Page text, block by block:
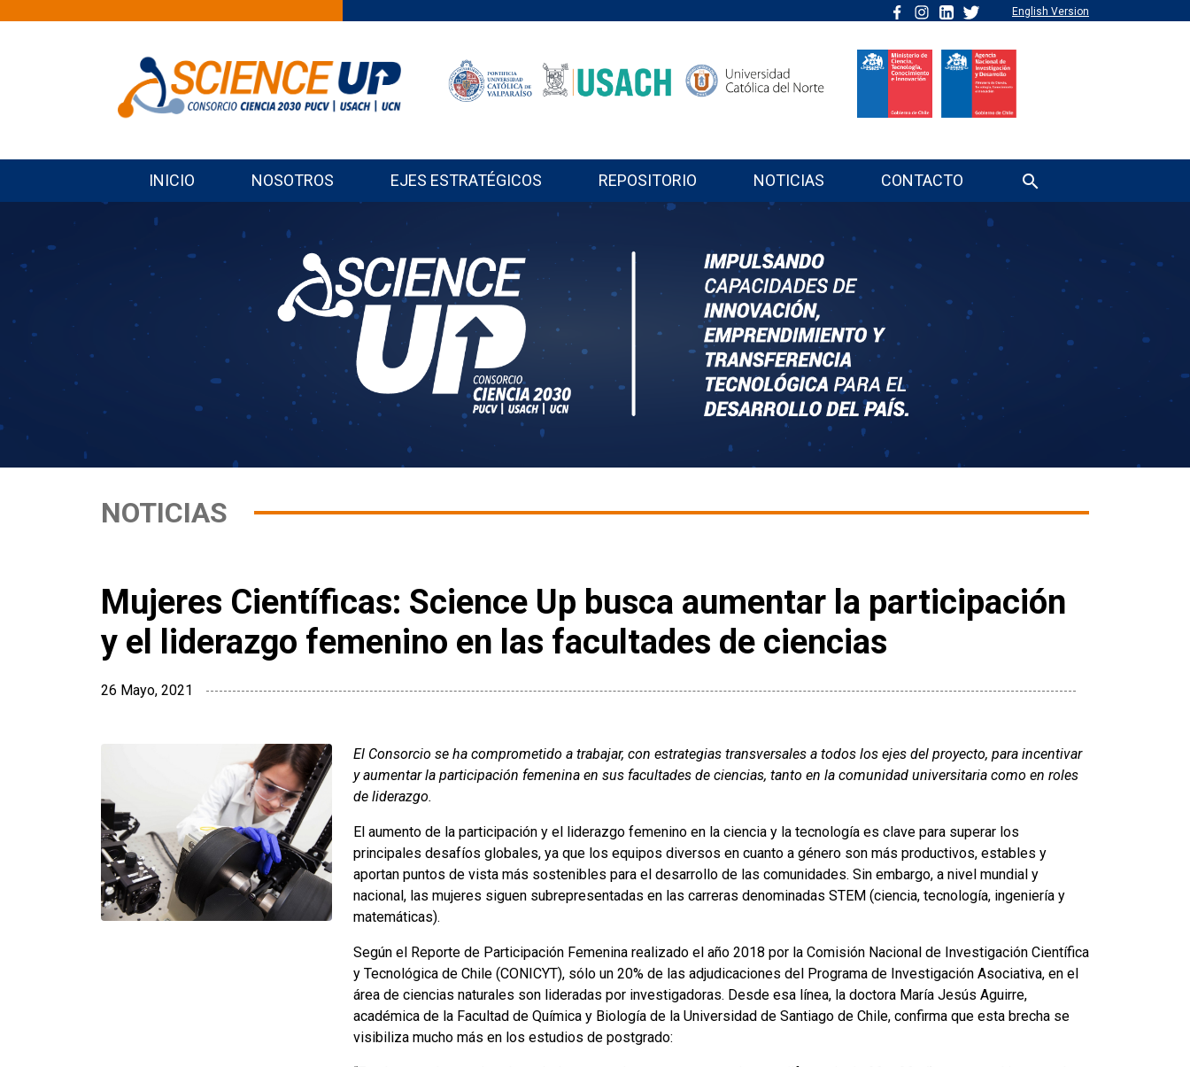
English Version
INICIO NOSOTROS EJES ESTRATÉGICOS REPOSITORIO NOTICIAS CONTACTO
NOTICIAS
Mujeres Científicas: Science Up busca aumentar la participación
y el liderazgo femenino en las facultades de ciencias
26 Mayo, 2021
El Consorcio se ha comprometido a trabajar, con estrategias transversales a todos los ejes del proyecto, para incentivar
y aumentar la participación femenina en sus facultades de ciencias, tanto en la comunidad universitaria como en roles
de liderazgo.
El aumento de la participación y el liderazgo femenino en la ciencia y la tecnología es clave para superar los
principales desafíos globales, ya que los equipos diversos en cuanto a género son más productivos, estables y
aportan puntos de vista más sostenibles para el desarrollo de las comunidades. Sin embargo, a nivel mundial y
nacional, las mujeres siguen subrepresentadas en las carreras denominadas STEM (ciencia, tecnología, ingeniería y
matemáticas).
Según el Reporte de Participación Femenina realizado el año 2018 por la Comisión Nacional de Investigación Científica
y Tecnológica de Chile (CONICYT), sólo un 20% de las adjudicaciones del Programa de Investigación Asociativa, en el
área de ciencias naturales son lideradas por investigadoras. Desde esa línea, la doctora María Jesús Aguirre,
académica de la Facultad de Química y Biología de la Universidad de Santiago de Chile, confirma que esta brecha se
visibiliza mucho más en los estudios de postgrado: